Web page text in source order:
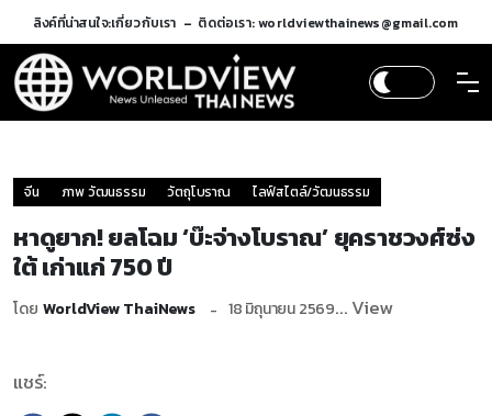
ลิงค์ที่น่าสนใจ:เกี่ยวกับเรา ติดต่อเรา: worldviewthainews@gmail.com
จีน ภาพ วัฒนธรรม วัตถุโบราณ ไลฟ์สไตล์/วัฒนธรรม
หาดูยาก! ยลโฉม ‘บ๊ะจ่างโบราณ’ ยุคราชวงศ์ซ่ง
ใต้ เก่าแก่ 750 ปี
โดย WorldView ThaiNews 18 มิถุนายน 2569... View
แชร์: